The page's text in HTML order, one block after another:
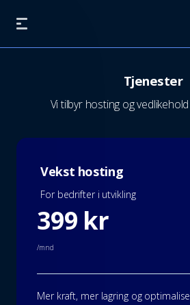
Tjenester
Vi tilbyr hosting og
Vekst hosting
For bedrifter i utvikling
399 kr
/mnd
Mer kraft, mer lagring og